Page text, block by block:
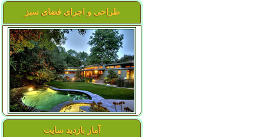
طراحی و اجرای فضای سبز
آمار بازدید سایت